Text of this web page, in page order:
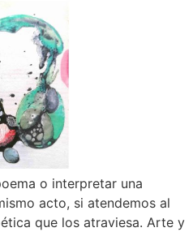
o interpretar una
acto, si atendemos al
que los atraviesa. Arte y